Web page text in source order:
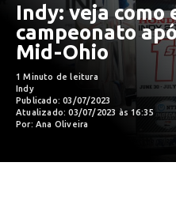
Indy: veja como
campeonato
Mid-Ohio
1 Minuto de leitura
Indy
Publicado: 03/07/2023
Atualizado: 03/07/2023 às 16:35
Por: Ana Oliveira